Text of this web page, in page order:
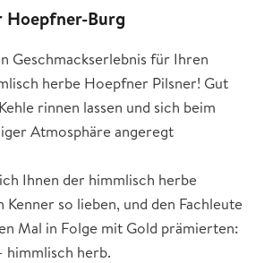
Hoepfner-Burg
Geschmackserlebnis für Ihren
herbe Hoepfner Pilsner! Gut
rinnen lassen und sich beim
Atmosphäre angeregt
Ihnen der himmlisch herbe
Kenner so lieben, und den Fachleute
Mal in Folge mit Gold prämierten:
himmlisch herb.